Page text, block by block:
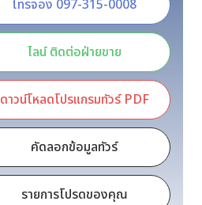
โทรจอง 097-315-0008
ไลน์ ติดต่อฝ่ายขาย
ดาวน์โหลดโปรแกรมทัวร์ PDF
คัดลอกข้อมูลทัวร์
รายการโปรดของคุณ